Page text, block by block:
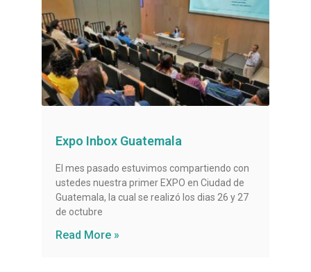
Expo Inbox Guatemala
El mes pasado estuvimos compartiendo con
ustedes nuestra primer EXPO en Ciudad de
Guatemala, la cual se realizó los dias 26 y 27
de octubre
Read More »